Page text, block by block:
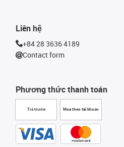
Phương thức thanh toán
Trả trước Mua theo tài khoản
Liên hệ
+84 28 3636 4189
Contact form